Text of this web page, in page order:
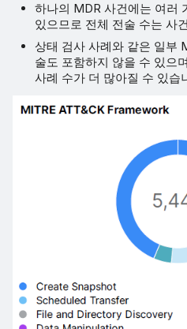
하나의 MDR 사건에는 여러
있으므로 전체 전술 수는 사
상태 검사 사례와 같은 일부
술도 포함하지 않을 수 있으
사례 수가 더 많아질 수 있습